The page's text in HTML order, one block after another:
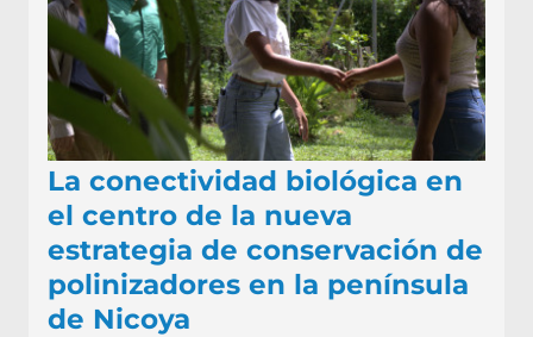
La conectividad biológica en
el centro de la nueva
estrategia de conservación de
polinizadores en la península
de Nicoya